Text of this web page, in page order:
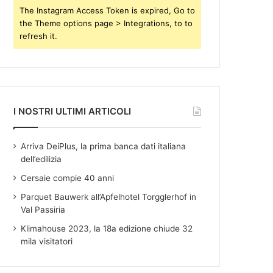
The Instagram Access Token is expired, Go to
the Theme options page > Integrations, to to
refresh it.
I NOSTRI ULTIMI ARTICOLI
Arriva DeiPlus, la prima banca dati italiana
dell’edilizia
Cersaie compie 40 anni
Parquet Bauwerk all’Apfelhotel Torgglerhof in
Val Passiria
Klimahouse 2023, la 18a edizione chiude 32
mila visitatori